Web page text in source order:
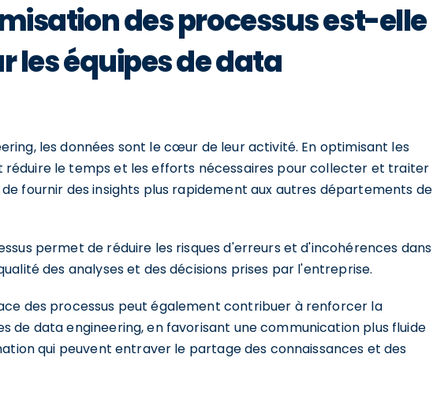
des processus est-elle
les équipes de data
les données sont le cœur de leur activité. En optimisant les
réduire le temps et les efforts nécessaires pour collecter et traiter
fournir des insights plus rapidement aux autres départements de
permet de réduire les risques d'erreurs et d'incohérences dans
des analyses et des décisions prises par l'entreprise.
des processus peut également contribuer à renforcer la
de data engineering, en favorisant une communication plus fluide
qui peuvent entraver le partage des connaissances et des